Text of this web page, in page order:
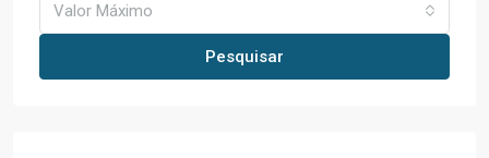
Valor Máximo
Pesquisar